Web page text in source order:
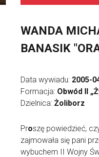
WANDA
BANASIK
Data wywiadu: 2005-
Formacja: Obwód II
Dzielnica: Żoliborz
Proszę powiedzieć,
zajmowała się pani
wybuchem II Wojny